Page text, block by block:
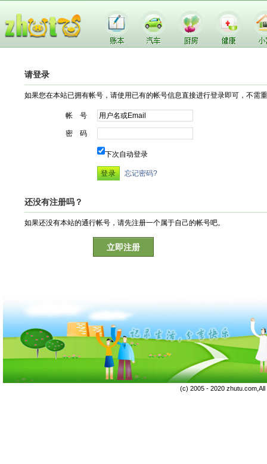
请登录
如果您在本站已拥有帐号，请使用已有的帐号信息直接进行登录即可，不需
帐 号
密 码
下次自动登录
忘记密码?
还没有注册吗？
如果还没有本站的通行帐号，请先注册一个属于自己的帐号吧。
立即注册
(c) 2005 - 2020